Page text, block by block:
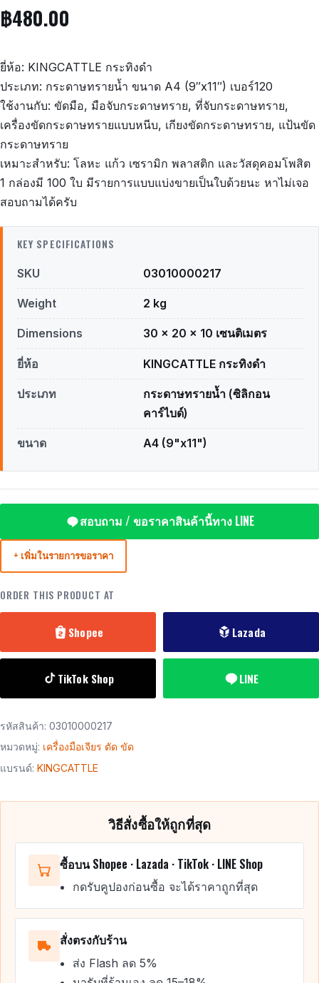
฿480.00
ยี่ห้อ: KINGCATTLE กระทิงดำ
ประเภท: กระดาษทรายน้ำ ขนาด A4 (9″x11″) เบอร์120
ใช้งานกับ: ขัดมือ, มือจับกระดาษทราย, ที่จับกระดาษทราย,
เครื่องขัดกระดาษทรายแบบหนีบ, เกียงขัดกระดาษทราย, แป้นขัด
กระดาษทราย
เหมาะสำหรับ: โลหะ แก้ว เซรามิก พลาสติก และวัสดุคอมโพสิต
1 กล่องมี 100 ใบ มีรายการแบบแบ่งขายเป็นใบด้วยนะ หาไม่เจอ
สอบถามได้ครับ
KEY SPECIFICATIONS
SKU 03010000217
Weight 2 kg
Dimensions 30 × 20 × 10 เซนติเมตร
ยี่ห้อ KINGCATTLE กระทิงดำ
ประเภท
กระดาษทรายน้ำ (ซิลิกอน
คาร์ไบด์)
ขนาด A4 (9"x11")
สอบถาม / ขอราคาสินค้านี้ทาง LINE
+ เพิ่มในรายการขอราคา
ORDER THIS PRODUCT AT
Shopee Lazada
TikTok Shop LINE
รหัสสินค้า: 03010000217
หมวดหมู่: เครื่องมือเจียร ตัด ขัด
แบรนด์: KINGCATTLE
วิธีสั่งซื้อให้ถูกที่สุด
ซื้อบน Shopee · Lazada · TikTok · LINE Shop
กดรับคูปองก่อนซื้อ จะได้ราคาถูกที่สุด
สั่งตรงกับร้าน
ส่ง Flash ลด 5%